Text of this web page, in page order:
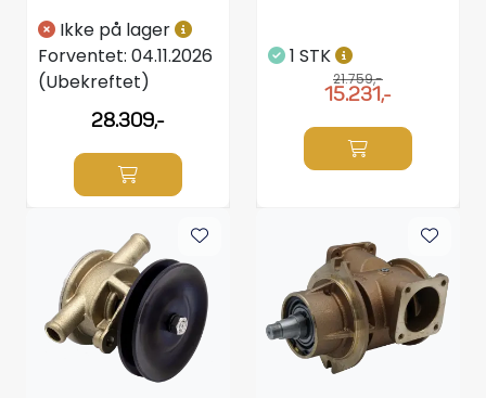
Ikke på lager
Forventet: 04.11.2026
(Ubekreftet)
28.309,-
1 STK
21.759,-
15.231,-